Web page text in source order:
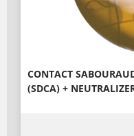
CONTACT
(SDCA) +